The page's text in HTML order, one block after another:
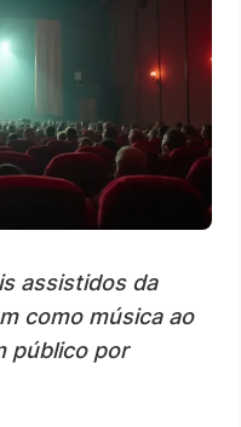
assistidos da
como música ao
público por